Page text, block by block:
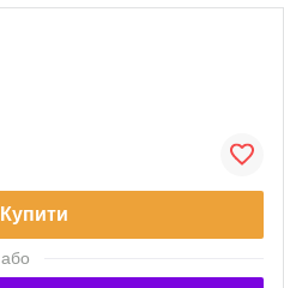
Купити
або